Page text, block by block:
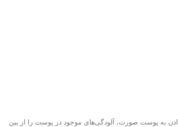
به پوست صورت، آلودگی‌های موجود در پوست را از بین